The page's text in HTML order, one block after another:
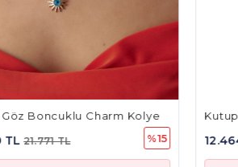
Kolye
%15
Kutup Yıldızı Taşlı Kolye
12.464 TL 14.708 TL